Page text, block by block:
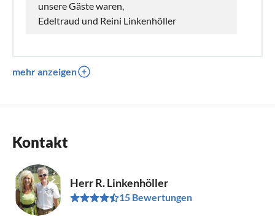
unsere Gäste waren,
Edeltraud und Reini Linkenhöller
mehr anzeigen
Kontakt
Herr R. Linkenhöller
15 Bewertungen